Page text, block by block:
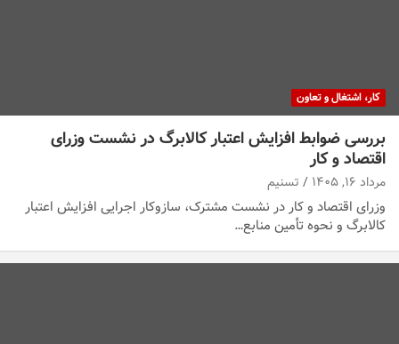
کار، اشتغال و تعاون
بررسی ضوابط افزایش اعتبار کالابرگ در نشست وزرای
اقتصاد و کار
مرداد ۱۶, ۱۴۰۵ تسنیم
وزرای اقتصاد و کار در نشست مشترک، سازوکار‌ اجرایی افزایش اعتبار
کالابرگ و نحوه تأمین منابع…